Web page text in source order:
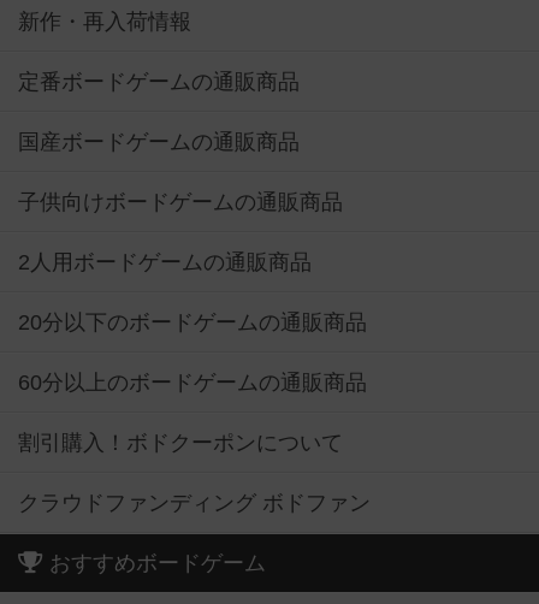
新作・再入荷情報
定番ボードゲームの通販商品
国産ボードゲームの通販商品
子供向けボードゲームの通販商品
2人用ボードゲームの通販商品
20分以下のボードゲームの通販商品
60分以上のボードゲームの通販商品
割引購入！ボドクーポンについて
クラウドファンディング ボドファン
おすすめボードゲーム